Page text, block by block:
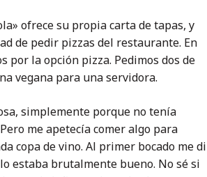
ofrece su propia carta de tapas, y
de pedir pizzas del restaurante. En
por la opción pizza. Pedimos dos de
vegana para una servidora.
simplemente porque no tenía
me apetecía comer algo para
copa de vino. Al primer bocado me di
estaba brutalmente bueno. No sé si